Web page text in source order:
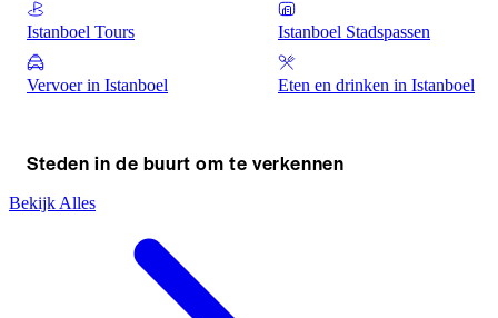
Istanboel Tours Istanboel Stadspassen
Vervoer in Istanboel Eten en drinken in Istanboel
Steden in de buurt om te verkennen
Bekijk Alles